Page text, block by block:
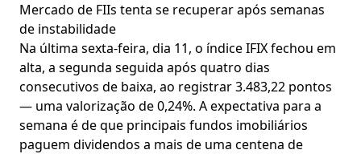
Mercado de FIIs tenta se recuperar após semanas
de instabilidade
Na última sexta-feira, dia 11, o índice IFIX fechou em
alta, a segunda seguida após quatro dias
consecutivos de baixa, ao registrar 3.483,22 pontos
— uma valorização de 0,24%. A expectativa para a
semana é de que principais fundos imobiliários
paguem dividendos a mais de uma centena de